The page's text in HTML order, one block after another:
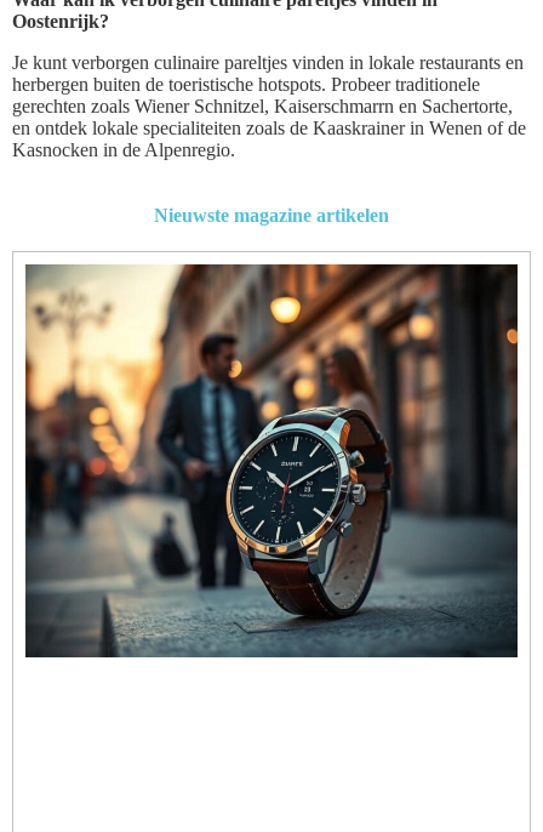
Oostenrijk?
Je kunt verborgen culinaire pareltjes vinden in lokale restaurants en
herbergen buiten de toeristische hotspots. Probeer traditionele
gerechten zoals Wiener Schnitzel, Kaiserschmarrn en Sachertorte,
en ontdek lokale specialiteiten zoals de Kaaskrainer in Wenen of de
Kasnocken in de Alpenregio.
Nieuwste magazine artikelen